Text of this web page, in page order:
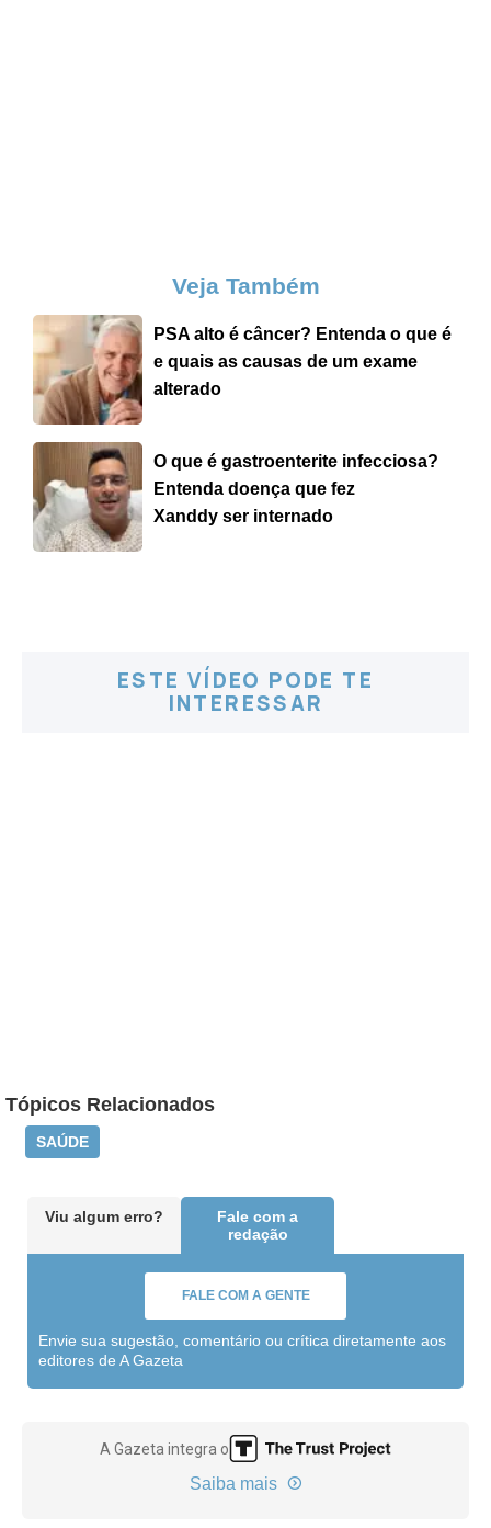
Veja Também
PSA alto é câncer? Entenda o que é
e quais as causas de um exame
alterado
O que é gastroenterite infecciosa?
Entenda doença que fez
Xanddy ser internado
ESTE VÍDEO PODE TE
INTERESSAR
Tópicos Relacionados
SAÚDE
Viu algum erro?
Fale com a
redação
FALE COM A GENTE
Envie sua sugestão, comentário ou crítica diretamente aos
editores de A Gazeta
A Gazeta integra o
Saiba mais